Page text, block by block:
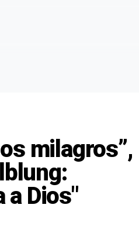
milagros”,
a Dios"